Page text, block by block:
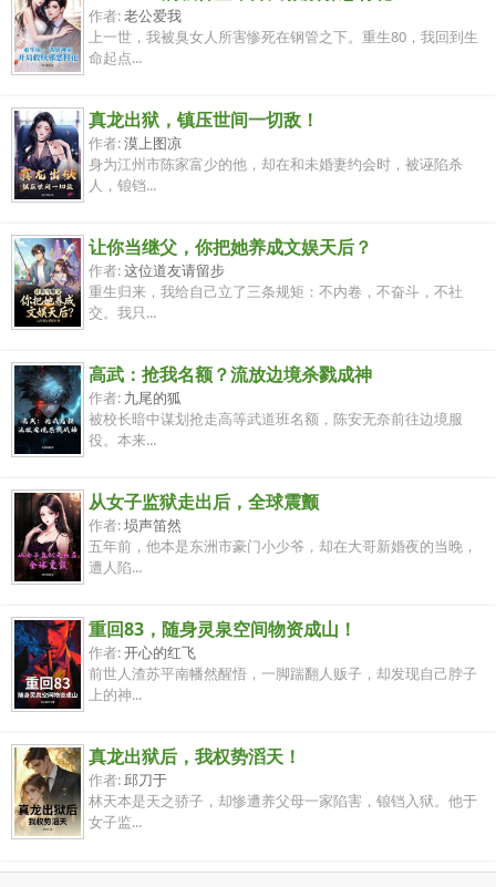
作者:老公爱我
上一世，我被臭女人所害惨死在钢管之下。重生80，我回到生
命起点...
真龙出狱，镇压世间一切敌！
作者:漠上图凉
身为江州市陈家富少的他，却在和未婚妻约会时，被诬陷杀
人，锒铛...
让你当继父，你把她养成文娱天后？
作者:这位道友请留步
重生归来，我给自己立了三条规矩：不内卷，不奋斗，不社
交。我只...
高武：抢我名额？流放边境杀戮成神
作者: 九尾的狐
被校长暗中谋划抢走高等武道班名额，陈安无奈前往边境服
役。本来...
从女子监狱走出后，全球震颤
作者:埙声笛然
五年前，他本是东洲市豪门小少爷，却在大哥新婚夜的当晚，
遭人陷...
重回83，随身灵泉空间物资成山！
作者:开心的红飞
前世人渣苏平南幡然醒悟，一脚踹翻人贩子，却发现自己脖子
上的神...
真龙出狱后，我权势滔天！
作者:邱刀于
林天本是天之骄子，却惨遭养父母一家陷害，锒铛入狱。他于
女子监...